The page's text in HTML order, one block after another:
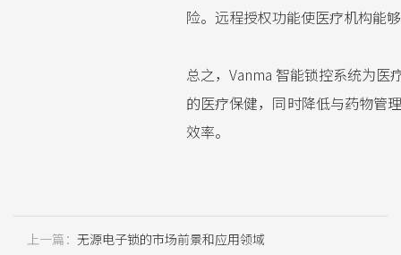
险。远程授权功能使医疗机构能
总之，Vanma 智能锁控系统为
的医疗保健，同时降低与药物管
效率。
上一篇： 无源电子锁的市场前景和应用领域